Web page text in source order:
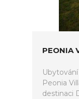
PEONIA
Ubytování
Peonia
destinaci